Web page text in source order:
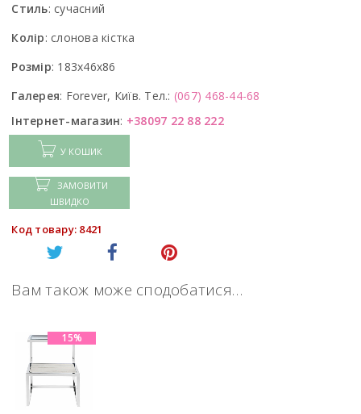
Стиль: сучасний
Колір: слонова кістка
Розмір: 183x46x86
Галерея: Forever, Київ. Тел.: (067) 468-44-68
Інтернет-магазин: +38097 22 88 222
У КОШИК
ЗАМОВИТИ
ШВИДКО
Код товару: 8421
Вам також може сподобатися…
15%